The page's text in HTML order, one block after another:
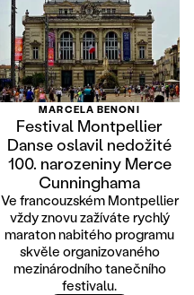
MARCELA BENONI
Festival Montpellier
Danse oslavil nedožité
100. narozeniny Merce
Cunninghama
Ve francouzském Montpellier
vždy znovu zažíváte rychlý
maraton nabitého programu
skvěle organizovaného
mezinárodního tanečního
festivalu.